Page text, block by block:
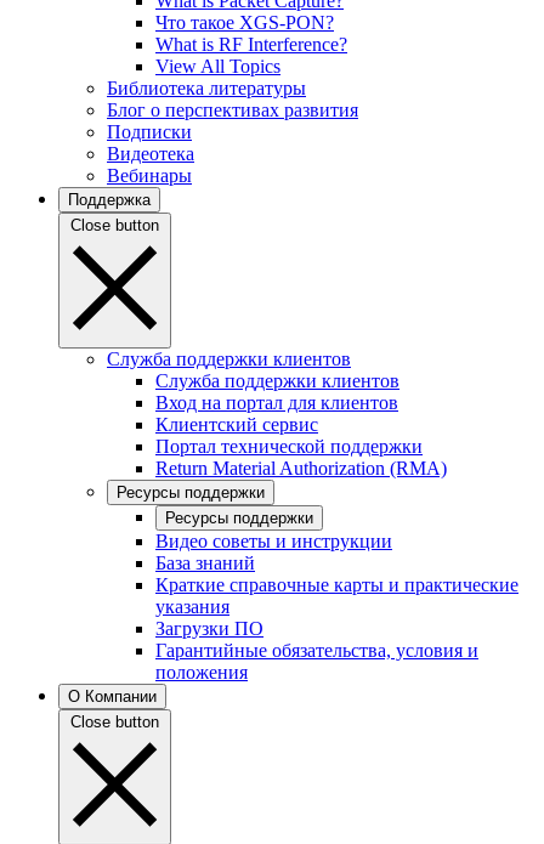
Что такое XGS-PON?
What is RF Interference?
View All Topics
Библиотека литературы
Блог о перспективах развития
Подписки
Видеотека
Вебинары
Поддержка
Close button
Служба поддержки клиентов
Служба поддержки клиентов
Вход на портал для клиентов
Клиентский сервис
Портал технической поддержки
Return Material Authorization (RMA)
Ресурсы поддержки
Ресурсы поддержки
Видео советы и инструкции
База знаний
Краткие справочные карты и практические
указания
Загрузки ПО
Гарантийные обязательства, условия и
положения
О Компании
Close button